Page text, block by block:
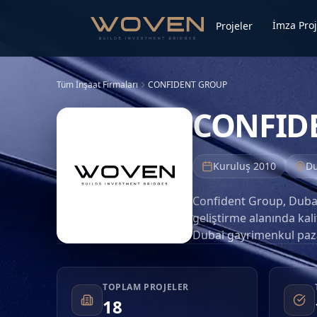
Projeler İmza
Tüm İnşaat Firmaları CONFIDENT GROUP
Kuruluş 2010
Confident Group,
geliştirme alanında
Dubai gayrimenkul
alıcılarının çeşitli
odaklanmaktadır.
gören yatırım
projenin en yüksek
TOPLAM PROJELER
18